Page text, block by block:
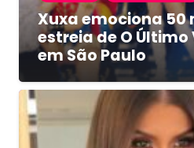
Xuxa emociona 50
estreia de O Último
em São Paulo